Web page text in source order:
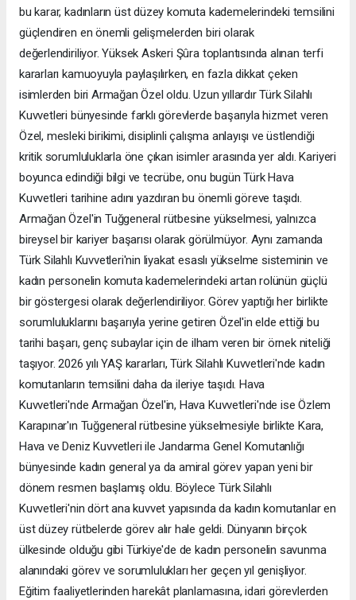
bu karar, kadınların üst düzey komuta kademelerindeki temsilini
güçlendiren en önemli gelişmelerden biri olarak
değerlendiriliyor. Yüksek Askeri Şûra toplantısında alınan terfi
kararları kamuoyuyla paylaşılırken, en fazla dikkat çeken
isimlerden biri Armağan Özel oldu. Uzun yıllardır Türk Silahlı
Kuvvetleri bünyesinde farklı görevlerde başarıyla hizmet veren
Özel, mesleki birikimi, disiplinli çalışma anlayışı ve üstlendiği
kritik sorumluluklarla öne çıkan isimler arasında yer aldı. Kariyeri
boyunca edindiği bilgi ve tecrübe, onu bugün Türk Hava
Kuvvetleri tarihine adını yazdıran bu önemli göreve taşıdı.
Armağan Özel'in Tuğgeneral rütbesine yükselmesi, yalnızca
bireysel bir kariyer başarısı olarak görülmüyor. Aynı zamanda
Türk Silahlı Kuvvetleri'nin liyakat esaslı yükselme sisteminin ve
kadın personelin komuta kademelerindeki artan rolünün güçlü
bir göstergesi olarak değerlendiriliyor. Görev yaptığı her birlikte
sorumluluklarını başarıyla yerine getiren Özel'in elde ettiği bu
tarihi başarı, genç subaylar için de ilham veren bir örnek niteliği
taşıyor. 2026 yılı YAŞ kararları, Türk Silahlı Kuvvetleri'nde kadın
komutanların temsilini daha da ileriye taşıdı. Hava
Kuvvetleri'nde Armağan Özel'in, Hava Kuvvetleri'nde ise Özlem
Karapınar'ın Tuğgeneral rütbesine yükselmesiyle birlikte Kara,
Hava ve Deniz Kuvvetleri ile Jandarma Genel Komutanlığı
bünyesinde kadın general ya da amiral görev yapan yeni bir
dönem resmen başlamış oldu. Böylece Türk Silahlı
Kuvvetleri'nin dört ana kuvvet yapısında da kadın komutanlar en
üst düzey rütbelerde görev alır hale geldi. Dünyanın birçok
ülkesinde olduğu gibi Türkiye'de de kadın personelin savunma
alanındaki görev ve sorumlulukları her geçen yıl genişliyor.
Eğitim faaliyetlerinden harekât planlamasına, idari görevlerden